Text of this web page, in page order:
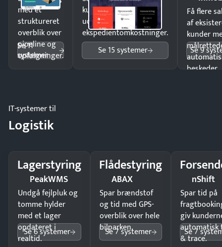
med et
struktureret
overblik over
pipeline og
opfølgninger.
Se 11
systemer
kunder i hele landet
uden
ekspedientomkostninger.
Se 15 systemer
Få flere
af
kunder
beskeder.
Se 9
IT-systemer til
Logistik
Lagerstyring
PeakWMS
Undgå fejlpluk og
tomme hylder
med et lager
opdateret i
realtid.
Se 6 systemer
Flådestyring
ABAX
Spar brændstof
og tid med GPS-
overblik over hele
bilparken.
Se 7 systemer
nShift
Spar tid på
giv
automatisk
& trace.
Se 7